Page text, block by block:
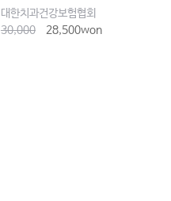
대한치과건강보험협회
30,000
28,500won